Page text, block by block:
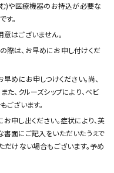
)や医療機器のお持込が必要な
。
はございません。
際は、お早めにお申し付けくだ
めにお申しつけください。尚、
、クルーズシップにより、ベビ
ざいます。
申し出ください。症状により、英
面にご記入をいただいたうえで
だけない場合もございます。予め